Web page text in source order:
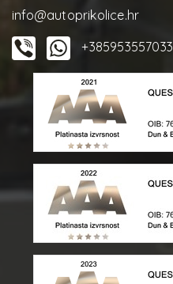
info@autoprikolice.hr
+385953557033